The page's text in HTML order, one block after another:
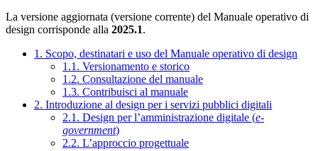
La versione aggiornata (versione corrente) del Manuale operativo di
design corrisponde alla 2025.1.
1. Scopo, destinatari e uso del Manuale operativo di design
1.1. Versionamento e storico
1.2. Consultazione del manuale
1.3. Contribuisci al manuale
2. Introduzione al design per i servizi pubblici digitali
2.1. Design per l’amministrazione digitale (e-
government)
2.2. L’approccio progettuale